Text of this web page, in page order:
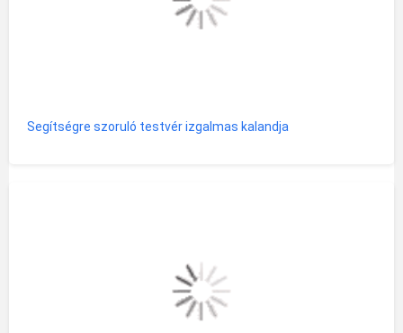
Segítségre szoruló testvér izgalmas kalandja